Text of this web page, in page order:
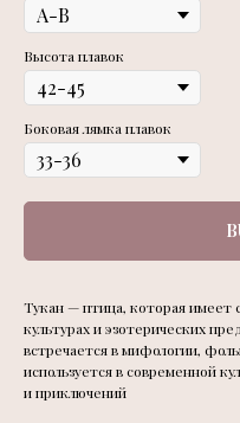
Высота плавок
Боковая лямка плавок
Тукан— птица, которая имеет
культурах и эзотерических
встречается в мифологии,
используется в современной
и приключений